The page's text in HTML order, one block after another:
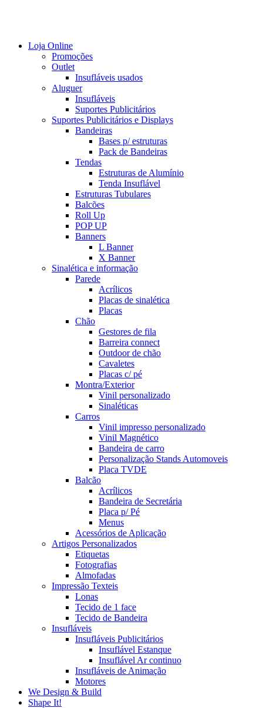
Loja Online
Promoções
Outlet
Insufláveis usados
Aluguer
Insufláveis
Suportes Publicitários
Suportes Publicitários e Displays
Bandeiras
Bases p/ estruturas
Pack de Bandeiras
Tendas
Estruturas de Alumínio
Tenda Insuflável
Estruturas Tubulares
Balcões
Roll Up
POP UP
Banners
L Banner
X Banner
Sinalética e informação
Parede
Acrílicos
Placas de sinalética
Placas
Chão
Gestores de fila
Barreira connect
Outdoor de chão
Cavaletes
Placas c/ pé
Montra/Exterior
Vinil personalizado
Sinaléticas
Carros
Vinil impresso personalizado
Vinil Magnético
Bandeira de carro
Personalização Stands Automoveis
Placa TVDE
Balcão
Acrílicos
Bandeira de Secretária
Placa p/ Pé
Menus
Acessórios de Aplicação
Artigos Personalizados
Etiquetas
Fotografias
Almofadas
Impressão Texteis
Lonas
Tecido de 1 face
Tecido de Bandeira
Insufláveis
Insufláveis Publicitários
Insuflável Estanque
Insuflável Ar continuo
Insufláveis de Animação
Motores
We Design & Build
Shape It!